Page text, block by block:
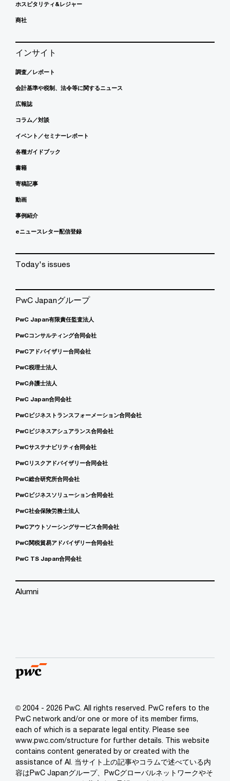
ホスピタリティ&レジャー
商社
インサイト
調査／レポート
会計基準や税制、法令等に関するニュース
広報誌
コラム／対談
イベント／セミナーレポート
各種ガイドブック
書籍
寄稿記事
動画
事例紹介
eニュースレター配信登録
Today's issues
PwC Japanグループ
PwC Japan有限責任監査法人
PwCコンサルティング合同会社
PwCアドバイザリー合同会社
PwC税理士法人
PwC弁護士法人
PwC Japan合同会社
PwCビジネストランスフォーメーション合同会社
PwCビジネスアシュアランス合同会社
PwCサステナビリティ合同会社
PwCリスクアドバイザリー合同会社
PwC総合研究所合同会社
PwCビジネスソリューション合同会社
PwC社会保険労務士法人
PwCアウトソーシングサービス合同会社
PwC関税貿易アドバイザリー合同会社
PwC TS Japan合同会社
Alumni
© 2004 - 2026 PwC. All rights reserved. PwC refers to the
PwC network and/or one or more of its member firms,
each of which is a separate legal entity. Please see
www.pwc.com/structure for further details. This website
contains content generated by or created with the
assistance of AI. 当サイト上の記事やコラムで述べている内
容はPwC Japanグループ、PwCグローバルネットワークやそ